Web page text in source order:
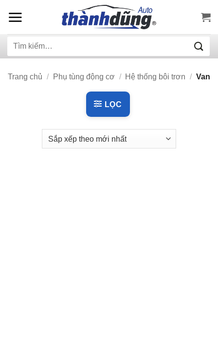
qua
dung
Tìm
Trang chủ / Phụ tùng động cơ / Hệ thống bôi trơn / Van
LỌC